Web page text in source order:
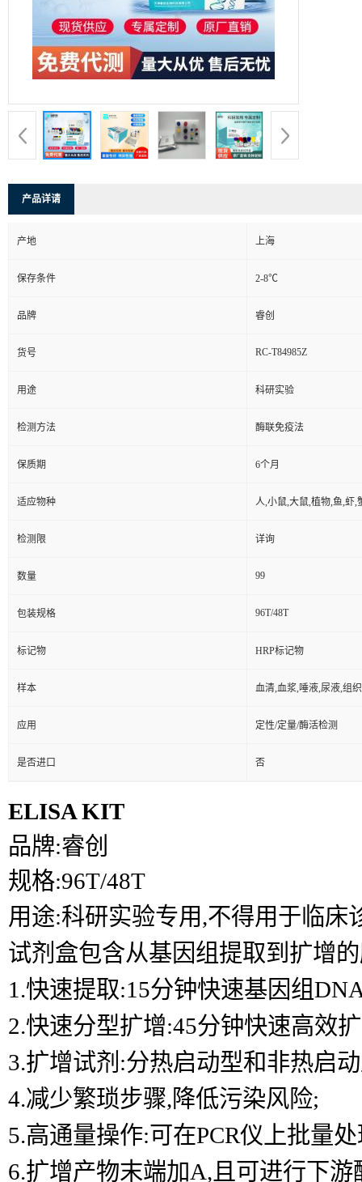
产品详请
产地 上海
保存条件 2-8℃
品牌 睿创
货号 RC-T84985Z
用途 科研实验
检测方法 酶联免疫法
保质期 6个月
适应物种 人,小鼠,大鼠,植物,鱼,虾,
检测限 详询
数量 99
包装规格 96T/48T
标记物 HRP标记物
样本 血清,血浆,唾液,尿液,组
应用 定性/定量/酶活检测
是否进口 否
ELISA KIT
品牌:睿创
规格:96T/48T
用途:科研实验专用,不得用于临床
试剂盒包含从基因组提取到扩增
1.快速提取:15分钟快速基因组
2.快速分型扩增:45分钟快速高效
3.扩增试剂:分热启动型和非热启
4.减少繁琐步骤,降低污染风险;
5.高通量操作:可在PCR仪上批量
6.扩增产物末端加A,且可进行下